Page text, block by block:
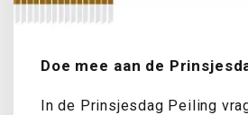
Doe mee aan de
In de Prinsjesdag Peiling